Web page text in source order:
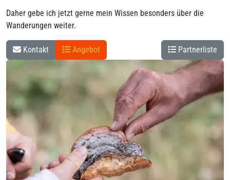
Daher gebe ich jetzt gerne mein Wissen besonders über die
Wanderungen weiter.
Partnerliste
Kontakt Angebot